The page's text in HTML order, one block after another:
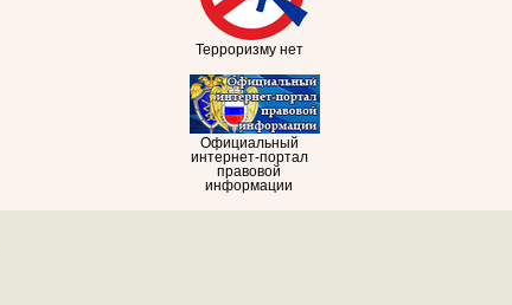
Терроризму нет
Официальный
интернет-портал
правовой
информации